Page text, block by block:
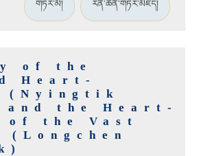
གཏེར་མ། རིན་ཆེན་གཏེར་མཛོད།
of the
Heart-
(Nyingtik
and the Heart-
of the Vast
(Longchen